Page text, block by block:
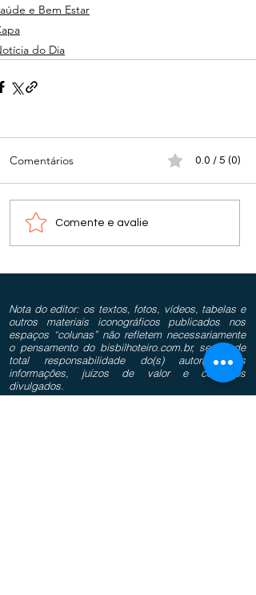
e Bem Estar
do Dia
Comentários 0.0 / 5 (0)
Comente e avalie
Nota do editor: os textos, fotos, vídeos, tabelas e
outros materiais iconográficos publicados nos
espaços “colunas” não refletem necessariamente
o pensamento do bisbilhoteiro.com.br, sendo de
total responsabilidade do(s) autor(es) as
informações, juízos de valor e conceitos
divulgados.